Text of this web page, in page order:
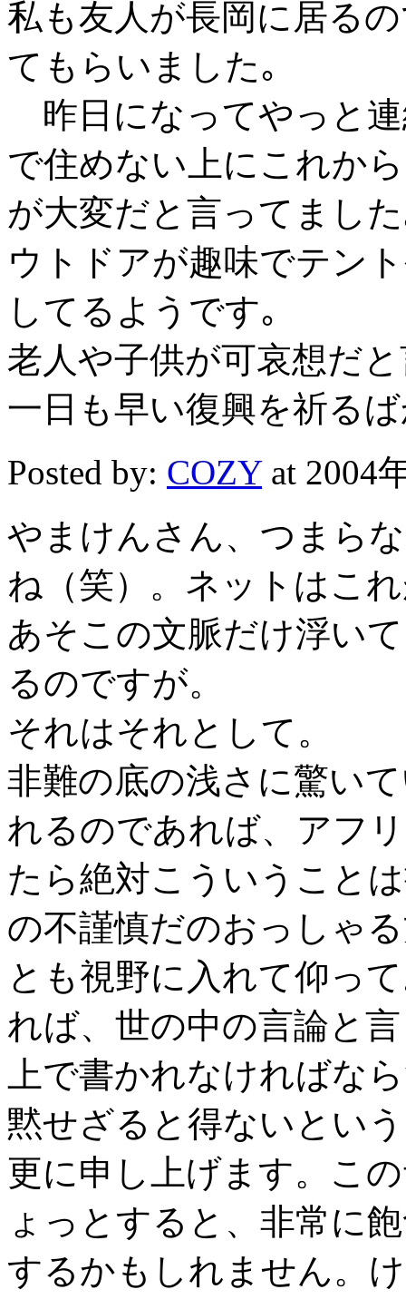
私も友人が長岡に居る
てもらいました｡
昨日になってやっと
で住めない上にこれか
が大変だと言ってまし
ウトドアが趣味でテン
してるようです｡
老人や子供が可哀想だ
一日も早い復興を祈る
Posted by: COZYat 2004
やまけんさん、つまら
ね（笑）。ネットはこ
あそこの文脈だけ浮い
るのですが。
それはそれとして。
非難の底の浅さに驚い
れるのであれば、アフ
たら絶対こういうこと
の不謹慎だのおっしゃ
とも視野に入れて仰っ
れば、世の中の言論と
上で書かれなければな
黙せざると得ないとい
更に申し上げます。こ
ょっとすると、非常に
するかもしれません。